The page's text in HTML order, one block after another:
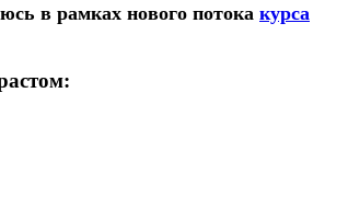
в рамках нового потока курса